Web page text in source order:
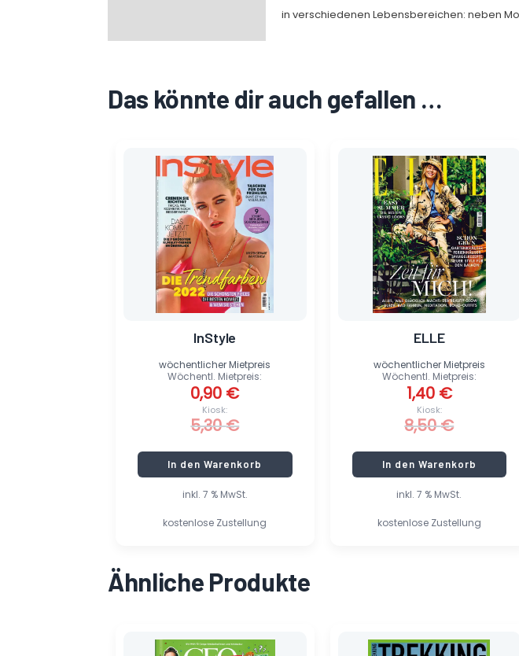
in verschiedenen Lebensbereichen: neben
Das könnte dir auch gefallen …
inkl. 7 % MwSt.
kostenlose Zustellung
InStyle
Kiosk:
5,30€
Preis
war:
5,30 €
Wöchentl. Mietpreis:
0,90 €
Preis
0,90 €.
wöchentlicher Mietpreis
In den Warenkorb
inkl. 7 % MwSt.
kostenlose Zustellung
ELLE
Kiosk:
8,50€
Preis
war:
8,50 €
Wöchentl. Mietpreis:
1,40 €
Preis
1,40 €.
wöchentlicher Mietpreis
In den Warenkorb
Ähnliche Produkte
Preis
Preis
Preis
Preis